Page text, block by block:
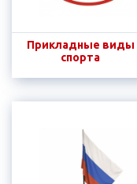
Прикладные виды
спорта